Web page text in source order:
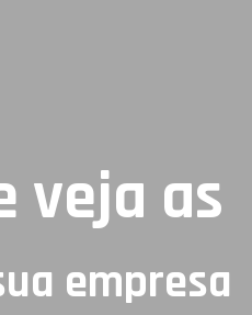
veja as
empresa